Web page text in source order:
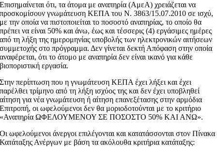
Επισημαίνεται ότι, τα άτομα με αναπηρία (ΑμεΑ) χρειάζεται να
προσκομίσουν γνωμάτευση ΚΕΠΑ του Ν. 3863/15.07.2010 σε ισχύ,
με την οποία να πιστοποιείται το ποσοστό αναπηρίας, το οποίο θα
πρέπει να είναι 50% και άνω, έως και τέσσερις (4) εργάσιμες ημέρες
από τη λήξη της ημερομηνίας υποβολής των ηλεκτρονικών αιτήσεων
συμμετοχής στο πρόγραμμα. Δεν γίνεται δεκτή Απόφαση στην οποία
αναφέρεται, ότι το άτομο με αναπηρία δεν είναι ικανό για κάθε
βιοποριστική εργασία.
Στην περίπτωση που η γνωμάτευση ΚΕΠΑ έχει λήξει και έχει
παρέλθει τρίμηνο από τη λήξη ισχύος της και δεν έχει υποβληθεί
αίτηση για νέα γνωμάτευση ή αίτηση επανεξέτασης στην αρμόδια
Επιτροπή, οι ωφελούμενοι δεν θα μοριοδοτούνται με το κριτήριο
«Αναπηρία ΩΦΕΛΟΥΜΕΝΟΥ ΣΕ ΠΟΣΟΣΤΟ 50% ΚΑΙ ΑΝΩ».
Οι ωφελούμενοι άνεργοι επιλέγονται και κατατάσσονται στον Πίνακα
Κατάταξης Ανέργων με βάση τα ακόλουθα κριτήρια κατάταξης: